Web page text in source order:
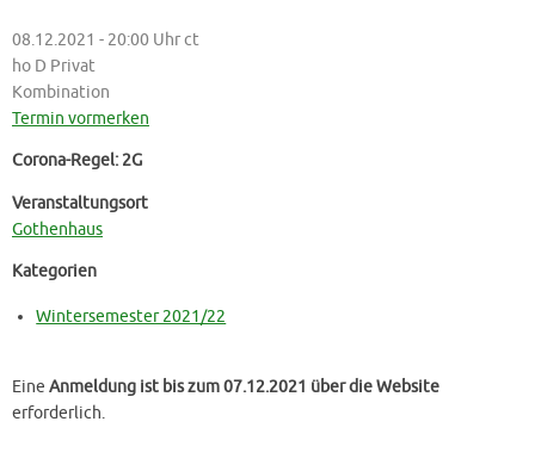
08.12.2021 - 20:00 Uhr ct
ho D Privat
Kombination
Termin vormerken
Corona-Regel: 2G
Veranstaltungsort
Gothenhaus
Kategorien
Wintersemester 2021/22
Eine Anmeldung ist bis zum 07.12.2021 über die Website
erforderlich.